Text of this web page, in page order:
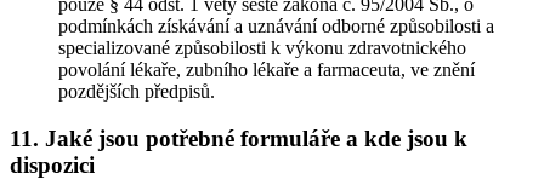
pouze § 44 odst. 1 věty šesté zákona č. 95/2004 Sb., o
podmínkách získávání a uznávání odborné způsobilosti a
specializované způsobilosti k výkonu zdravotnického
povolání lékaře, zubního lékaře a farmaceuta, ve znění
pozdějších předpisů.
11. Jaké jsou potřebné formuláře a kde jsou k
dispozici